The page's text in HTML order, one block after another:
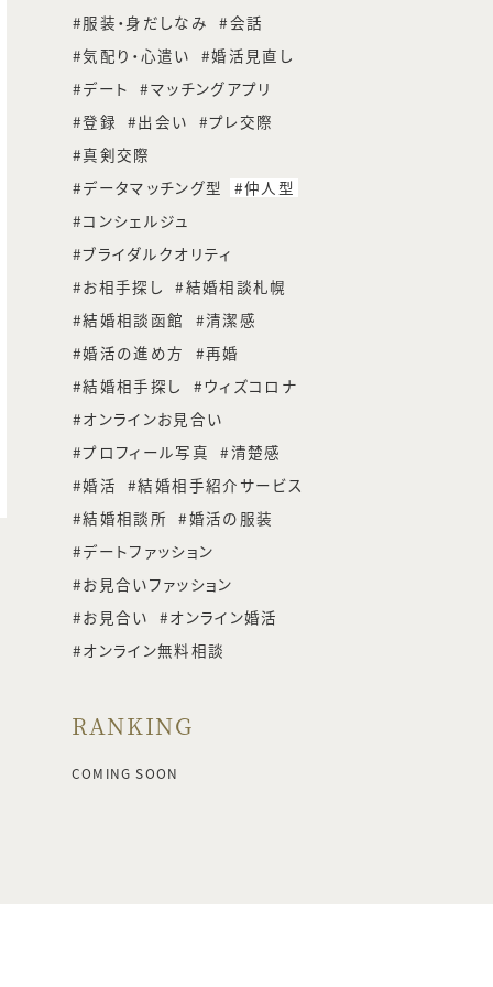
服装・身だしなみ
会話
気配り・心遣い
婚活見直し
デート
マッチングアプリ
登録
出会い
プレ交際
真剣交際
データマッチング型
仲人型
コンシェルジュ
ブライダルクオリティ
お相手探し
結婚相談札幌
結婚相談函館
清潔感
婚活の進め方
再婚
結婚相手探し
ウィズコロナ
オンラインお見合い
プロフィール写真
清楚感
婚活
結婚相手紹介サービス
結婚相談所
婚活の服装
デートファッション
お見合いファッション
お見合い
オンライン婚活
オンライン無料相談
RANKING